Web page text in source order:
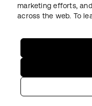
法務プライバシーポリシ
Copyright © 2026 Okta.
marketing efforts,
across the web. To